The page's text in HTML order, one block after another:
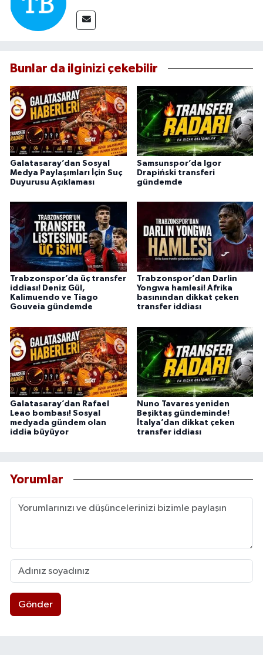
Bunlar da ilginizi çekebilir
Galatasaray’dan Sosyal
Medya Paylaşımları İçin Suç
Duyurusu Açıklaması
Samsunspor’da Igor
Drapiński transferi
gündemde
Trabzonspor’da üç transfer
iddiası! Deniz Gül,
Kalimuendo ve Tiago
Gouveia gündemde
Trabzonspor’dan Darlin
Yongwa hamlesi! Afrika
basınından dikkat çeken
transfer iddiası
Galatasaray’dan Rafael
Leao bombası! Sosyal
medyada gündem olan
iddia büyüyor
Nuno Tavares yeniden
Beşiktaş gündeminde!
İtalya’dan dikkat çeken
transfer iddiası
Yorumlar
Gönder